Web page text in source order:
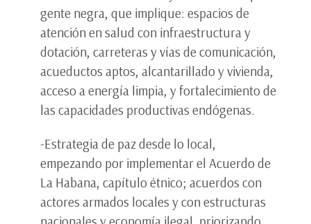
gente negra, que implique: espacios de
atención en salud con infraestructura y
dotación, carreteras y vías de comunicación,
acueductos aptos, alcantarillado y vivienda,
acceso a energía limpia, y fortalecimiento de
las capacidades productivas endógenas.
-Estrategia de paz desde lo local,
empezando por implementar el Acuerdo de
La Habana, capítulo étnico; acuerdos con
actores armados locales y con estructuras